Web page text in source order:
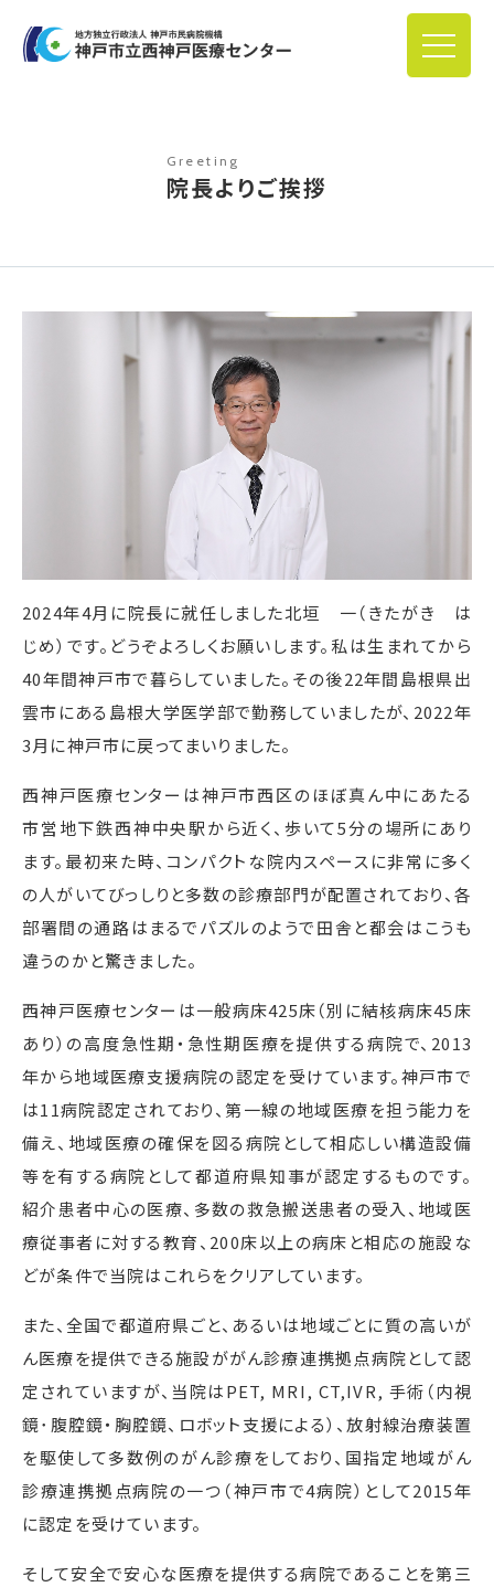
Greeting
院長よりご挨拶
2024年4月に院長に就任しました北垣 一（きたがき は
じめ）です。どうぞよろしくお願いします。私は生まれてから
40年間神戸市で暮らしていました。その後22年間島根県出
雲市にある島根大学医学部で勤務していましたが、 2022年
3月に神戸市に戻ってまいりました。
西神戸医療センターは神戸市西区のほぼ真ん中にあたる
市営地下鉄西神中央駅から近く、歩いて5分の場所にあり
ます。最初来た時、コンパクトな院内スペースに非常に多く
の人がいてびっしりと多数の診療部門が配置されており、各
部署間の通路はまるでパズルのようで田舎と都会はこうも
違うのかと驚きました。
西神戸医療センターは一般病床425床（別に結核病床45床
あり）の高度急性期・急性期医療を提供する病院で、2013
年から地域医療支援病院の認定を受けています。神戸市で
は11病院認定されており、第一線の地域医療を担う能力を
備え、地域医療の確保を図る病院として相応しい構造設備
等を有する病院として都道府県知事が認定するものです。
紹介患者中心の医療、多数の救急搬送患者の受入、地域医
療従事者に対する教育、 200床以上の病床と相応の施設な
どが条件で当院はこれらをクリアしています。
また、全国で都道府県ごと、あるいは地域ごとに質の高いが
ん医療を提供できる施設ががん診療連携拠点病院として認
定されていますが、当院はPET, MRI, CT,IVR, 手術（内視
鏡･腹腔鏡・胸腔鏡、ロボット支援による）、放射線治療装置
を駆使して多数例のがん診療をしており、国指定地域がん
診療連携拠点病院の一つ（神戸市で4病院）として2015年
に認定を受けています。
そして安全で安心な医療を提供する病院であることを第三